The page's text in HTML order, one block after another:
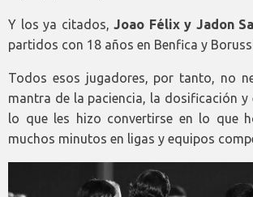
Y los ya citados, Joao Félix y Jadon
partidos con 18 años en Benfica y
Todos esos jugadores, por tanto, no
mantra de la paciencia, la dosificación y
lo que les hizo convertirse en lo que
muchos minutos en ligas y equipos